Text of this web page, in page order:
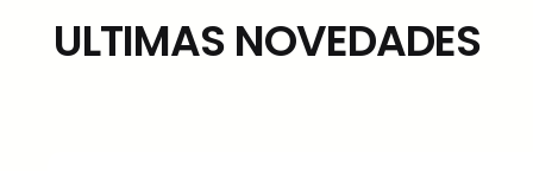
ULTIMAS NOVEDADES